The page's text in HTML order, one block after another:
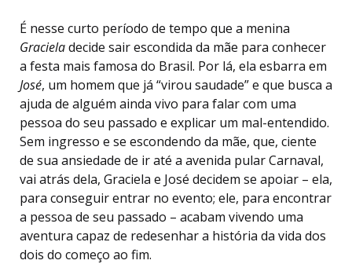
É nesse curto período de tempo que a menina
Gracieladecide sair escondida da mãe para conhecer
a festa mais famosa do Brasil. Por lá, ela esbarra em
José, um homem que já “virou saudade” e que busca a
ajuda de alguém ainda vivo para falar com uma
pessoa do seu passado e explicar um mal-entendido.
Sem ingresso e se escondendo da mãe, que, ciente
de sua ansiedade de ir até a avenida pular Carnaval,
vai atrás dela, Graciela e José decidem se apoiar – ela,
para conseguir entrar no evento; ele, para encontrar
a pessoa de seu passado – acabam vivendo uma
aventura capaz de redesenhar a história da vida dos
dois do começo ao fim.